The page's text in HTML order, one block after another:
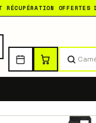
OFFERTES